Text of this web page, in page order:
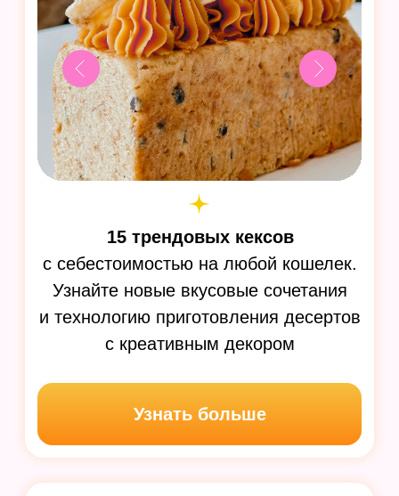
7 несладких пирогов: пиде
с фаршем и зеленью, киш
с шампиньонами, тыквенный тарт
и др
Узнать больше
и однообразных булочках.
20 рецептов
дрожжевой выпечки